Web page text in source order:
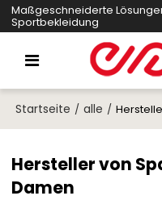
Maßgeschneiderte
Sportbekleidung
Startseite / alle /
Hersteller von
Damen